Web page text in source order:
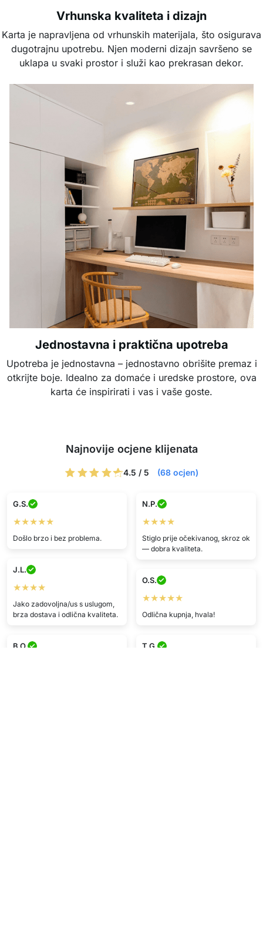
Vrhunska kvaliteta i dizajn
Karta je napravljena od vrhunskih materijala, što osigurava
dugotrajnu upotrebu. Njen moderni dizajn savršeno se
uklapa u svaki prostor i služi kao prekrasan dekor.
Jednostavna i praktična upotreba
Upotreba je jednostavna – jednostavno obrišite premaz i
otkrijte boje. Idealno za domaće i uredske prostore, ova
karta će inspirirati i vas i vaše goste.
Najnovije ocjene klijenata
4.5 / 5 (68 ocjen)
G.S.
★★★★★
Došlo brzo i bez problema.
N.P.
★★★★
Stiglo prije očekivanog, skroz ok
— dobra kvaliteta.
J.L.
★★★★
Jako zadovoljna/us s uslugom,
brza dostava i odlična kvaliteta.
O.S.
★★★★★
Odlična kupnja, hvala!
B.O. T.G.